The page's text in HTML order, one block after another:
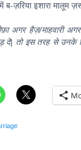
ब-ज़रिया इशारा मालूम
अगर हैज़/माहवारी
दे| तो इस तरह से उनके